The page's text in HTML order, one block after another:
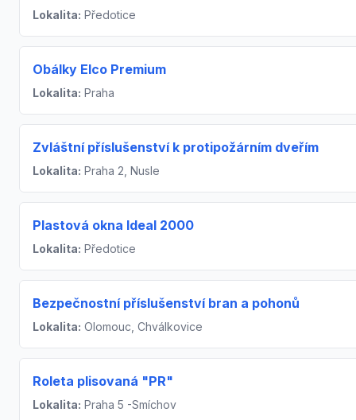
Lokalita: Předotice
Obálky Elco Premium
Lokalita: Praha
Zvláštní příslušenství k protipožárním dveřím
Lokalita: Praha 2, Nusle
Plastová okna Ideal 2000
Lokalita: Předotice
Bezpečnostní příslušenství bran a pohonů
Lokalita: Olomouc, Chválkovice
Roleta plisovaná "PR"
Lokalita: Praha 5 -Smíchov